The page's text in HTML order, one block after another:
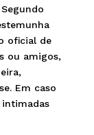
oficial de
ou amigos,
Em caso